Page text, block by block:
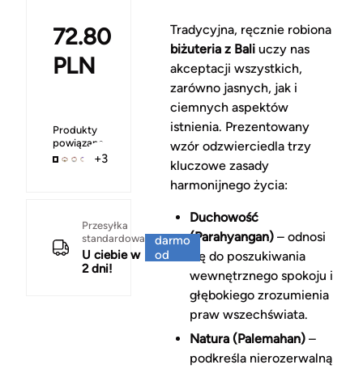
72.80
PLN
Produkty
powiązane
+3
Przesyłka
standardowa
U ciebie w
2 dni!
darmo
od
Tradycyjna, ręcznie robiona
biżuteria z Baliuczy nas
akceptacji wszystkich,
zarówno jasnych, jak i
ciemnych aspektów
istnienia. Prezentowany
wzór odzwierciedla trzy
kluczowe zasady
harmonijnego życia:
Duchowość
(Parahyangan)– odnosi
się do poszukiwania
wewnętrznego spokoju i
głębokiego zrozumienia
praw wszechświata.
Natura (Palemahan)–
podkreśla nierozerwalną